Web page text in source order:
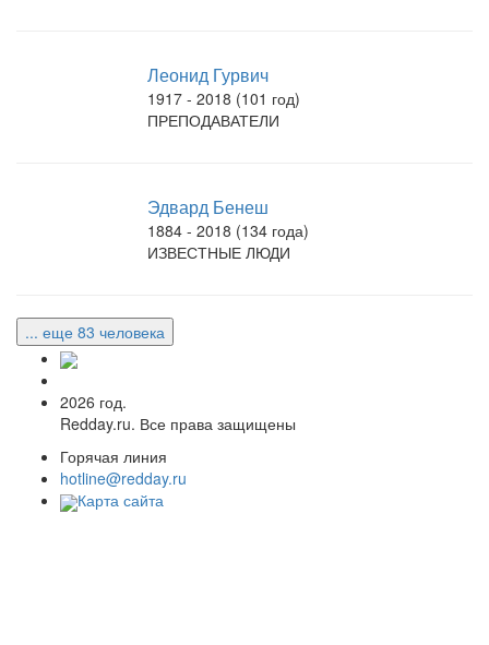
Леонид Гурвич
1917 - 2018 (101 год)
ПРЕПОДАВАТЕЛИ
Эдвард Бенеш
1884 - 2018 (134 года)
ИЗВЕСТНЫЕ ЛЮДИ
... еще 83 человека
2026 год.
Redday.ru. Все права защищены
Горячая линия
hotline@redday.ru
Карта сайта